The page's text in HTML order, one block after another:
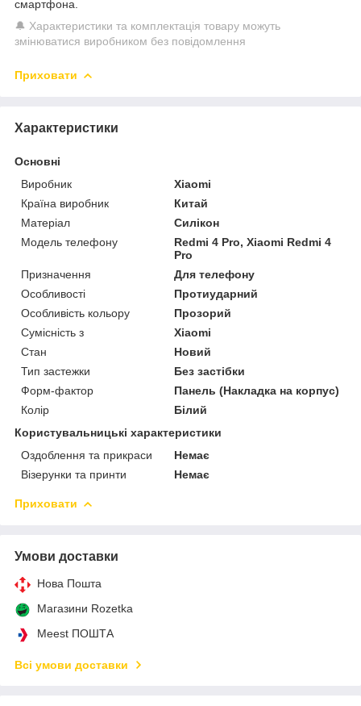
смартфона.
🔔 Характеристики та комплектація товару можуть
змінюватися виробником без повідомлення
Приховати
Характеристики
Основні
Виробник
Xiaomi
Країна виробник
Китай
Матеріал
Силікон
Модель телефону
Redmi 4 Pro, Xiaomi Redmi 4
Pro
Призначення
Для телефону
Особливості
Протиударний
Особливість кольору
Прозорий
Сумісність з
Xiaomi
Стан
Новий
Тип застежки
Без застібки
Форм-фактор
Панель (Накладка на корпус)
Колір
Білий
Користувальницькі характеристики
Оздоблення та прикраси
Немає
Візерунки та принти
Немає
Приховати
Умови доставки
Нова Пошта
Магазини Rozetka
Meest ПОШТА
Всі умови доставки